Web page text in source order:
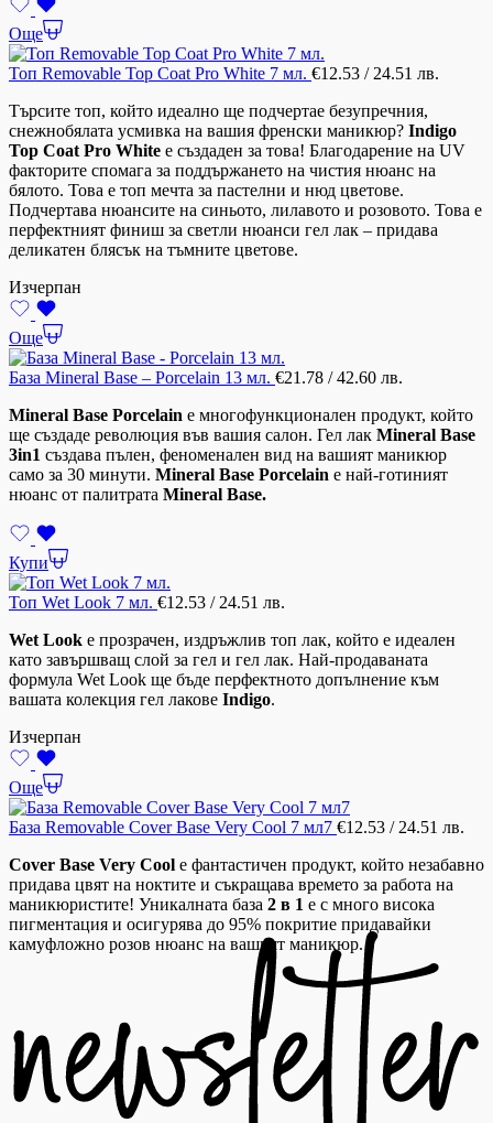
Още
Топ Removable Top Coat Pro White 7 мл. €12.53 / 24.51 лв.
Търсите топ, който идеално ще подчертае безупречния,
снежнобялата усмивка на вашия френски маникюр? Indigo
Top Coat Pro White е създаден за това! Благодарение на UV
факторите спомага за поддържането на чистия нюанс на
бялото. Това е топ мечта за пастелни и нюд цветове.
Подчертава нюансите на синьото, лилавото и розовото. Това е
перфектният финиш за светли нюанси гел лак – придава
деликатен блясък на тъмните цветове.
Изчерпан
Още
База Mineral Base – Porcelain 13 мл. €21.78 / 42.60 лв.
Mineral Base Porcelain е многофункционален продукт, който
ще създаде революция във вашия салон. Гел лак Mineral Base
3in1 създава пълен, феноменален вид на вашият маникюр
само за 30 минути. Mineral Base Porcelain е най-готиният
нюанс от палитрата Mineral Base.
Купи
Топ Wet Look 7 мл. €12.53 / 24.51 лв.
Wet Look е прозрачен, издръжлив топ лак, който е идеален
като завършващ слой за гел и гел лак. Най-продаваната
формула Wet Look ще бъде перфектното допълнение към
вашата колекция гел лакове Indigo.
Изчерпан
Още
База Removable Cover Base Very Cool 7 мл7 €12.53 / 24.51 лв.
Cover Base Very Cool е фантастичен продукт, който незабавно
придава цвят на ноктите и съкращава времето за работа на
маникюристите! Уникалната база 2 в 1 е с много висока
пигментация и осигурява до 95% покритие придавайки
камуфложно розов нюанс на вашият маникюр.